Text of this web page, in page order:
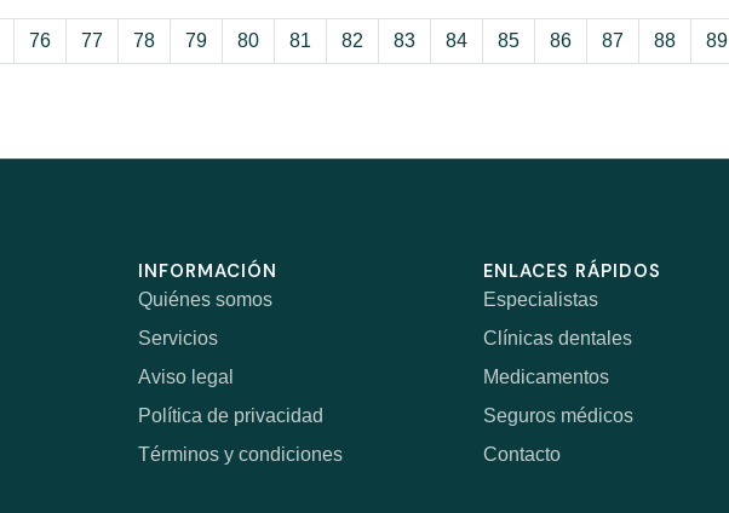
76 77 78 79 80 81 82 83 84 85 86 87 88 89
INFORMACIÓN
Quiénes somos
Servicios
Aviso legal
Política de privacidad
Términos y condiciones
ENLACES RÁPIDOS
Especialistas
Clínicas dentales
Medicamentos
Seguros médicos
Contacto